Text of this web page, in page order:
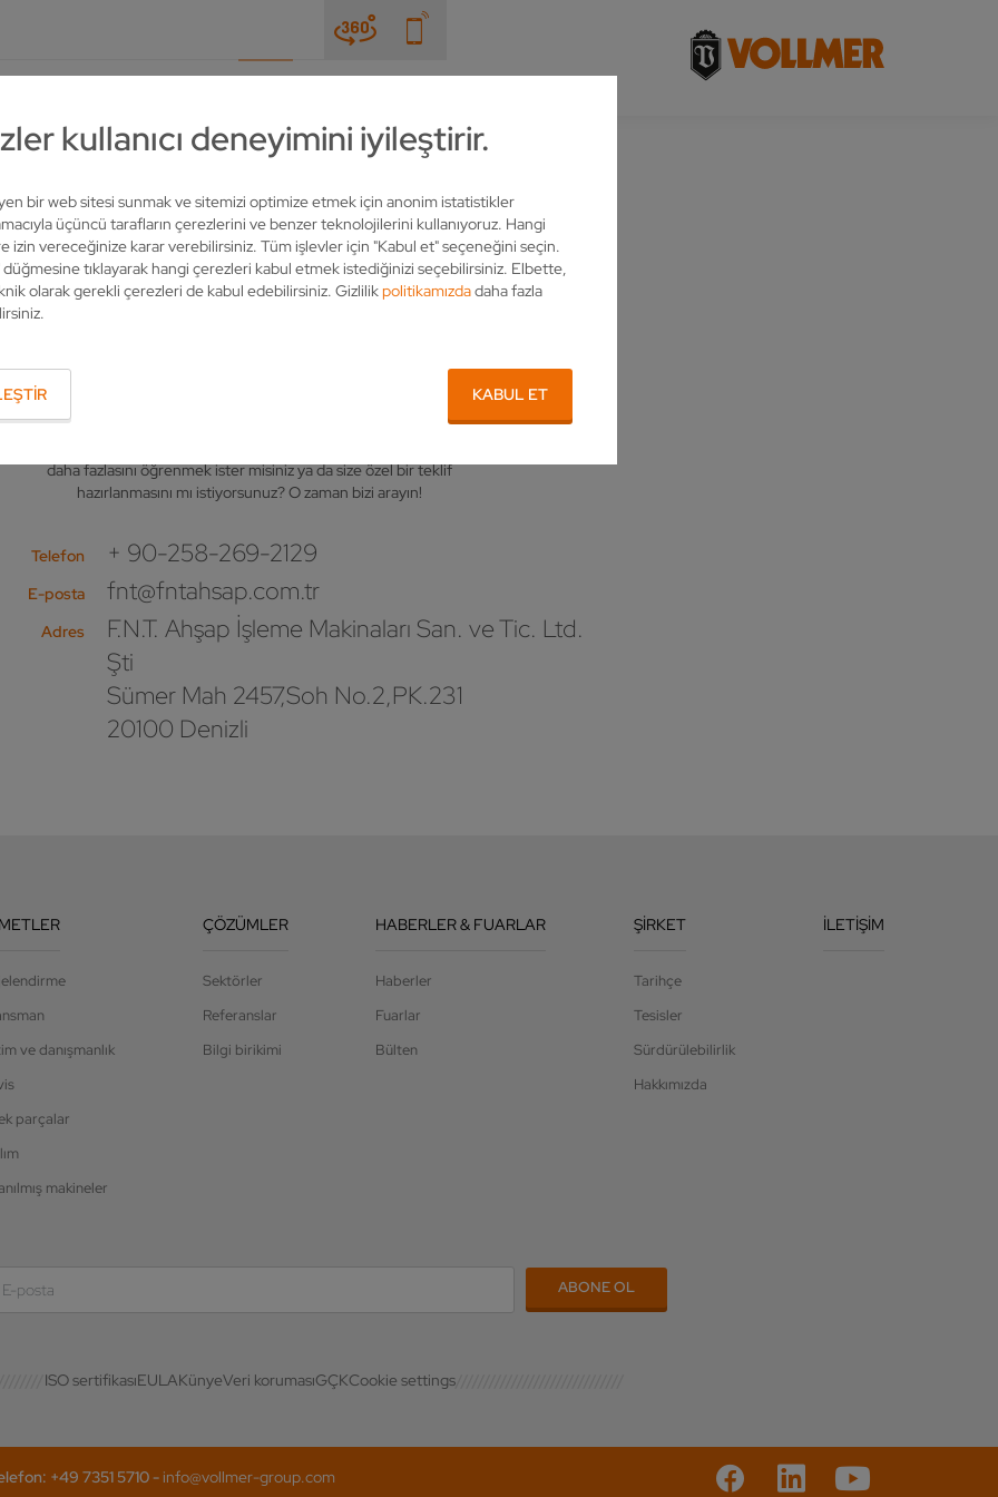
kullanıcı deneyimini iyileştirir.
bir web sitesi sunmak ve sitemizi optimize etmek için anonim istatistikler
üçüncü tarafların çerezlerini ve benzer teknolojilerini kullanıyoruz. Hangi
izin vereceğinize karar verebilirsiniz. Tüm işlevler için "Kabul et" seçeneğini seçin.
düğmesine tıklayarak hangi çerezleri kabul etmek istediğinizi seçebilirsiniz. Elbette,
olarak gerekli çerezleri de kabul edebilirsiniz. Gizlilikpolitikamızdadaha fazla
KABUL ET
daha fazlasını öğrenmek ister misiniz ya da size özel bir teklif
hazırlanmasını mı istiyorsunuz? O zaman bizi arayın!
Telefon + 90-258-269-2129
E-posta fnt@fntahsap.com.tr
Adres
F.N.T. Ahşap İşleme Makinaları San. ve Tic. Ltd.
Şti
Sümer Mah 2457,Soh No.2,PK.231
20100 Denizli
ve danışmanlık
parçalar
makineler
ÇÖZÜMLER
Sektörler
Referanslar
Bilgi birikimi
HABERLER & FUARLAR
Haberler
Fuarlar
Bülten
ŞIRKET
Tarihçe
Tesisler
Sürdürülebilirlik
Hakkımızda
İLETIŞIM
ISO sertifikasıEULAKünyeVeri korumasıGÇKCookie settings
+49 7351 5710 - info@vollmer-group.com